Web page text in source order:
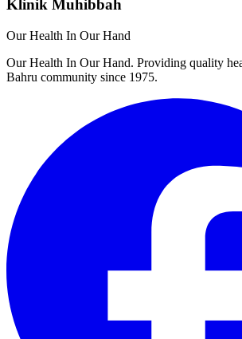
Klinik Muhibbah
Our Health In Our Hand
Our Health In Our Hand. Providing quality
Bahru community since 1975.